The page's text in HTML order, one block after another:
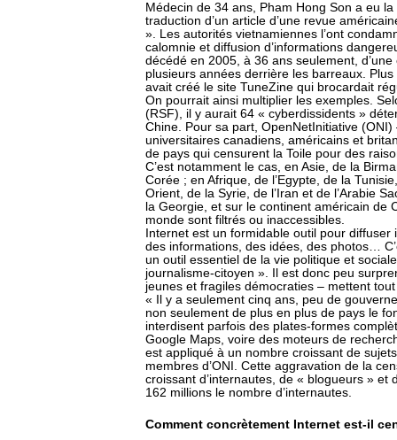
Médecin de 34 ans, Pham Hong Son a eu
traduction d’un article d’une revue
». Les autorités vietnamiennes l’ont
calomnie et diffusion d’informations
décédé en 2005, à 36 ans seulement,
plusieurs années derrière les barreaux.
avait créé le site TuneZine qui brocardait
On pourrait ainsi multiplier les exemples.
(RSF), il y aurait 64 « cyberdissidents »
Chine. Pour sa part, OpenNetInitiative
universitaires canadiens, américains et
de pays qui censurent la Toile pour des
C’est notamment le cas, en Asie, de la
Corée ; en Afrique, de l’Egypte, de la
Orient, de la Syrie, de l’Iran et de l’Arabie
la Georgie, et sur le continent américain de
monde sont filtrés ou inaccessibles.
Internet est un formidable outil pour
des informations, des idées, des photos…
un outil essentiel de la vie politique et
journalisme-citoyen ». Il est donc peu
jeunes et fragiles démocraties – mettent
« Il y a seulement cinq ans, peu de
non seulement de plus en plus de pays le
interdisent parfois des plates-formes
Google Maps, voire des moteurs de
est appliqué à un nombre croissant de
membres d’ONI. Cette aggravation de la
croissant d’internautes, de « blogueurs » et
162 millions le nombre d’internautes.
Comment concrètement Internet est-il